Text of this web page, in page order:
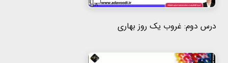
درس دوم: غروب یک روز بهاری